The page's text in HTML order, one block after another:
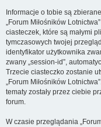
Informacje o tobie są
„Forum Miłośników
ciasteczek, które są małymi
tymczasowych twojej
identyfikator użytkownika
zwany „session-id”,
Trzecie ciasteczko zostanie
„Forum Miłośników
tematy zostały przez ciebie
forum.
W czasie przeglądania